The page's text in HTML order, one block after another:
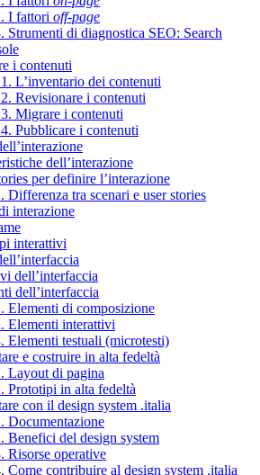
I fattori off-page
Strumenti di diagnostica SEO: Search
i contenuti
L’inventario dei contenuti
Revisionare i contenuti
Migrare i contenuti
Pubblicare i contenuti
dell’interazione
per definire l’interazione
Differenza tra scenari e user stories
interazione
interattivi
dell’interfaccia
dell’interfaccia
Elementi di composizione
Elementi interattivi
Elementi testuali (microtesti)
e costruire in alta fedeltà
Layout di pagina
Prototipi in alta fedeltà
con il design system .italia
Documentazione
Benefici del design system
Risorse operative
Come contribuire al design system .italia